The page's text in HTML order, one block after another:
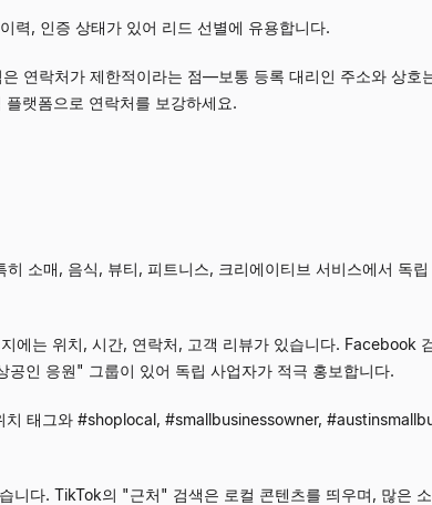
력, 인증 상태가 있어 리드 선별에 유용합니다.
연락처가 제한적이라는 점—보통 등록 대리인 주소와 상호
플랫폼으로 연락처를 보강하세요.
소매, 음식, 뷰티, 피트니스, 크리에이티브 서비스에서 독
에는 위치, 시간, 연락처, 고객 리뷰가 있습니다. Facebook
인 응원" 그룹이 있어 독립 사업자가 적극 홍보합니다.
태그와 #shoplocal, #smallbusinessowner,
니다. TikTok의 "근처" 검색은 로컬 콘텐츠를 띄우며, 많은